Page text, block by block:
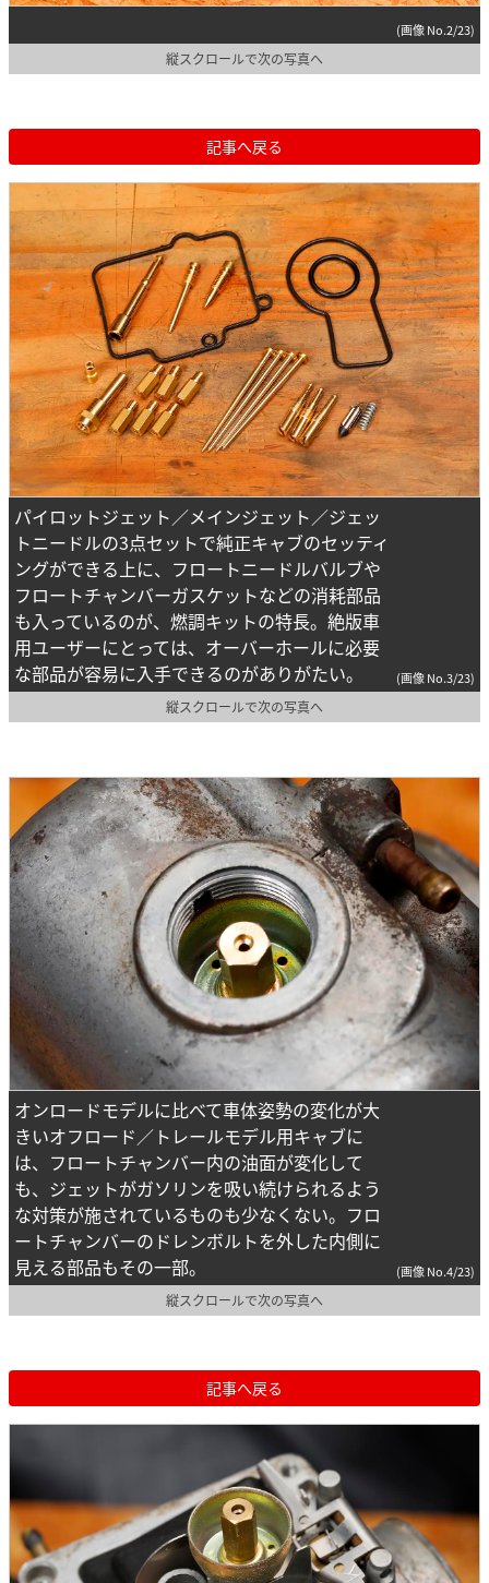
(画像 No.2/23)
縦スクロールで次の写真へ
記事へ戻る
パイロットジェット／メインジェット／ジェッ
トニードルの3点セットで純正キャブのセッティ
ングができる上に、フロートニードルバルブや
フロートチャンバーガスケットなどの消耗部品
も入っているのが、燃調キットの特長。絶版車
用ユーザーにとっては、オーバーホールに必要
な部品が容易に入手できるのがありがたい。
(画像 No.3/23)
縦スクロールで次の写真へ
オンロードモデルに比べて車体姿勢の変化が大
きいオフロード／トレールモデル用キャブに
は、フロートチャンバー内の油面が変化して
も、ジェットがガソリンを吸い続けられるよう
な対策が施されているものも少なくない。フロ
ートチャンバーのドレンボルトを外した内側に
見える部品もその一部。
(画像 No.4/23)
縦スクロールで次の写真へ
記事へ戻る